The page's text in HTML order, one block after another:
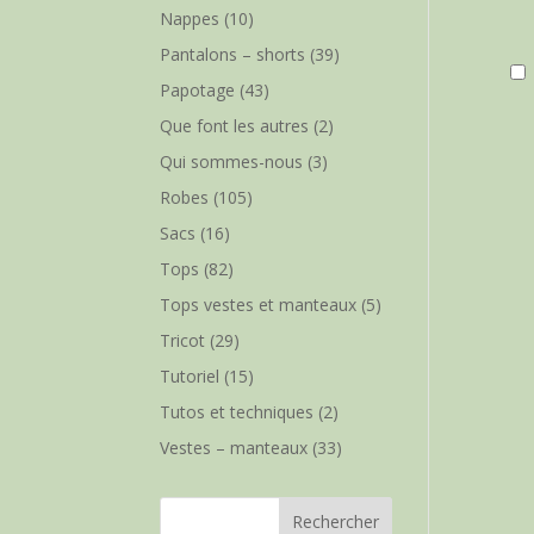
Nappes (10)
Pantalons – shorts (39)
Papotage (43)
Que font les autres (2)
Qui sommes-nous (3)
Robes (105)
Sacs (16)
Tops (82)
Tops vestes et manteaux (5)
Tricot (29)
Tutoriel (15)
Tutos et techniques (2)
Vestes – manteaux (33)